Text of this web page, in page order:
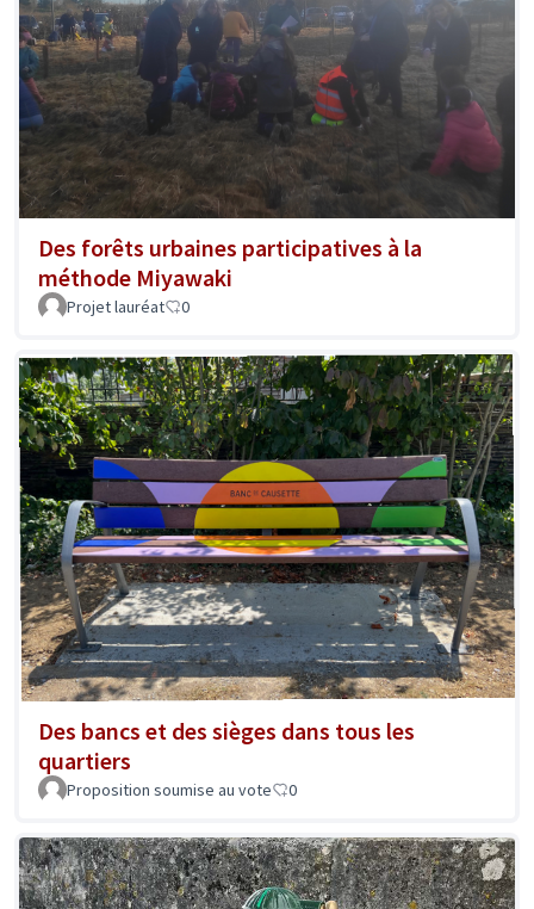
Des forêts urbaines participatives à la
méthode Miyawaki
Projet lauréat 0
Des bancs et des sièges dans tous les
quartiers
Proposition soumise au vote 0